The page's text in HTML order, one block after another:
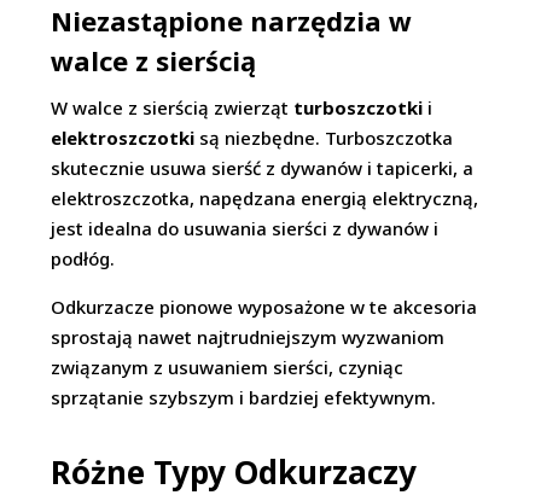
Niezastąpione narzędzia w
walce z sierścią
W walce z sierścią zwierząt turboszczotki i
elektroszczotki są niezbędne. Turboszczotka
skutecznie usuwa sierść z dywanów i tapicerki, a
elektroszczotka, napędzana energią elektryczną,
jest idealna do usuwania sierści z dywanów i
podłóg.
Odkurzacze pionowe wyposażone w te akcesoria
sprostają nawet najtrudniejszym wyzwaniom
związanym z usuwaniem sierści, czyniąc
sprzątanie szybszym i bardziej efektywnym.
Różne Typy Odkurzaczy